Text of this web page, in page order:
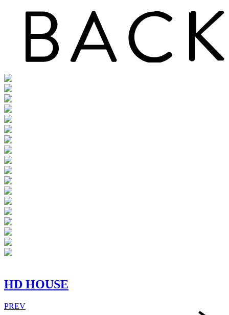
HD HOUSE
PREV